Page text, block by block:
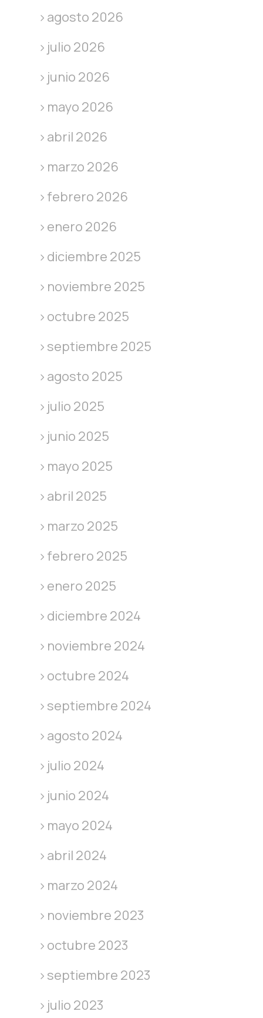
agosto 2026
julio 2026
junio 2026
mayo 2026
abril 2026
marzo 2026
febrero 2026
enero 2026
diciembre 2025
noviembre 2025
octubre 2025
septiembre 2025
agosto 2025
julio 2025
junio 2025
mayo 2025
abril 2025
marzo 2025
febrero 2025
enero 2025
diciembre 2024
noviembre 2024
octubre 2024
septiembre 2024
agosto 2024
julio 2024
junio 2024
mayo 2024
abril 2024
marzo 2024
noviembre 2023
octubre 2023
septiembre 2023
julio 2023